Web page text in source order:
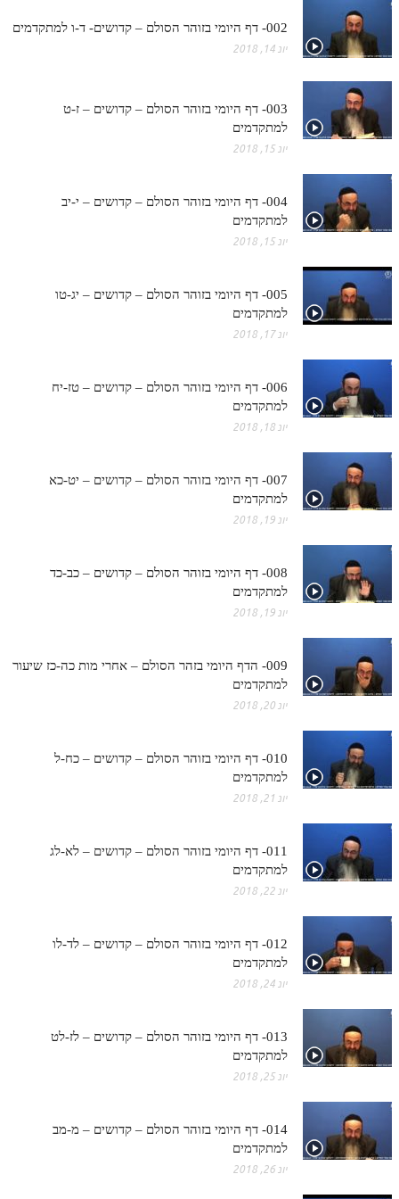
ספר הזוהר בראשית א' מתקדמים
ספר הזוהר בראשית ב' מתחילים
ספר הזוהר נח מתחילים
ספר הזוהר נח מתקדמים
ספר הזוהר לך לך מתחילים
ספר הזוהר לך לך מתקדמים
ספר הזוהר וירא מתחילים
ספר הזוהר וירא מתקדמים
ספר הזוהר חיי שרה מתחילים
ספר הזוהר חיי שרה מתקדמים
ספר הזוהר תולדות מתחילים
ספר הזוהר תולדות מתקדמים
ספר הזוהר ויצא מתקדמים
ספר הזוהר וישלח מתחילים
הזוהר הקדוש וישב מתחילים
הזוהר הקדוש וישב מתקדמים
הזוהר הקדוש מקץ מתקדמים
הזוהר הקדוש ויגש מתחילים
הזוהר הקדוש ויגש מתקדמים
הזוהר הקדוש ויחי מתחילים
הזוהר הקדוש ויחי מתקדמים
ספר הזוהר – שמות
הזוהר הקדוש שמות מתחילים
הזוהר הקדוש שמות מתקדמים
הזוהר הקדוש וארא מתחילים
הזוהר הקדוש וארא מתקדמים
הזוהר הקדוש בא מתקדמים
הזוהר הקדוש בשלח מתחילים
הזוהר הקדוש יתרו מתחילים
הזוהר הקדוש יתרו מתקדמים
משפטים מתחילים
002- דף היומי בזוהר הסולם – קדושים- ד-ו למתקדמים
יונ 14, 2018
003- דף היומי בזוהר הסולם – קדושים – ז-ט
למתקדמים
יונ 15, 2018
004- דף היומי בזוהר הסולם – קדושים – י-יב
למתקדמים
יונ 15, 2018
005- דף היומי בזוהר הסולם – קדושים – יג-טו
למתקדמים
יונ 17, 2018
006- דף היומי בזוהר הסולם – קדושים – טז-יח
למתקדמים
יונ 18, 2018
007- דף היומי בזוהר הסולם – קדושים – יט-כא
למתקדמים
יונ 19, 2018
008- דף היומי בזוהר הסולם – קדושים – כב-כד
למתקדמים
יונ 19, 2018
009- הדף היומי בזהר הסולם – אחרי מות כה-כז שיעור
למתקדמים
יונ 20, 2018
010- דף היומי בזוהר הסולם – קדושים – כח-ל
למתקדמים
יונ 21, 2018
011- דף היומי בזוהר הסולם – קדושים – לא-לג
למתקדמים
יונ 22, 2018
012- דף היומי בזוהר הסולם – קדושים – לד-לו
למתקדמים
יונ 24, 2018
013- דף היומי בזוהר הסולם – קדושים – לז-לט
למתקדמים
יונ 25, 2018
014- דף היומי בזוהר הסולם – קדושים – מ-מב
למתקדמים
יונ 26, 2018